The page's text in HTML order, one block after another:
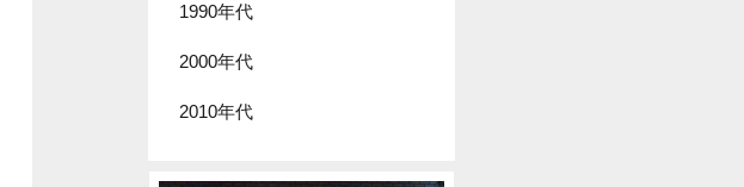
1990年代
2000年代
2010年代